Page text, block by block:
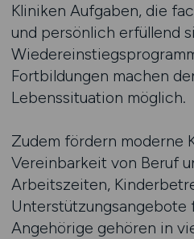
Kliniken Aufgaben, die
und persönlich erfüllend
Fortbildungen machen
Lebenssituation möglich.
Zudem fördern moderne
Vereinbarkeit von Beruf
Arbeitszeiten,
Unterstützungsangebote
Angehörige gehören in